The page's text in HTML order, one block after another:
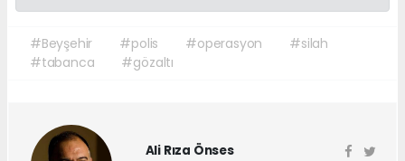
#Beyşehir #polis #operasyon
#silah
#tabanca
#gözaltı
Ali Rıza Önses